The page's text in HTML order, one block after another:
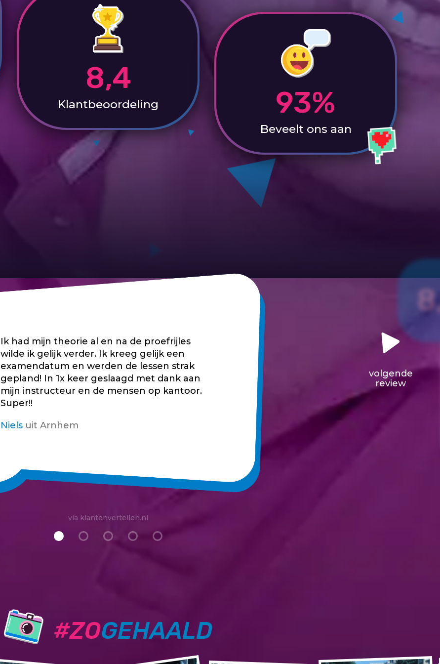
8,4
Klantbeoordeling 93%
Beveelt ons aan
Ik had mijn theorie al en na de proefrijles
wilde ik gelijk verder. Ik kreeg gelijk een
examendatum en werden de lessen strak
gepland! In 1x keer geslaagd met dank aan
mijn instructeur en de mensen op kantoor.
Super!!
Niels uit Arnhem
volgende
review
via klantenvertellen.nl
#ZOGEHAALD